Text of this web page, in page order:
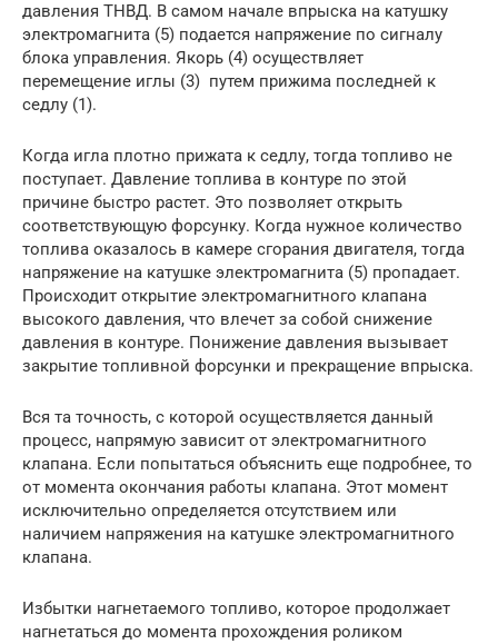
давления ТНВД. В самом начале впрыска на катушку
электромагнита (5) подается напряжение по сигналу
блока управления. Якорь (4) осуществляет
перемещение иглы (3) путем прижима последней к
седлу (1).
Когда игла плотно прижата к седлу, тогда топливо не
поступает. Давление топлива в контуре по этой
причине быстро растет. Это позволяет открыть
соответствующую форсунку. Когда нужное количество
топлива оказалось в камере сгорания двигателя, тогда
напряжение на катушке электромагнита (5) пропадает.
Происходит открытие электромагнитного клапана
высокого давления, что влечет за собой снижение
давления в контуре. Понижение давления вызывает
закрытие топливной форсунки и прекращение впрыска.
Вся та точность, с которой осуществляется данный
процесс, напрямую зависит от электромагнитного
клапана. Если попытаться объяснить еще подробнее, то
от момента окончания работы клапана. Этот момент
исключительно определяется отсутствием или
наличием напряжения на катушке электромагнитного
клапана.
Избытки нагнетаемого топливо, которое продолжает
нагнетаться до момента прохождения роликом